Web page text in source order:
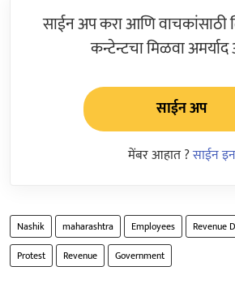
साईन अप करा आणि वाचकांसाठी
कन्टेन्टचा मिळवा
साईन अप
मेंबर आहात ?साईन इन
Nashik maharashtra Employees Revenue
Protest
Revenue Government